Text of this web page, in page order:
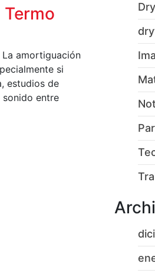
amortiguación
si
estudios de
entre